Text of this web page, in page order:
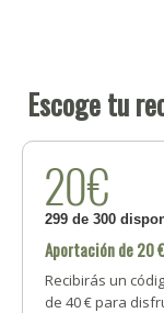
Escoge tu
20€
299 de 300
Aportación de 20
Recibirás un
de 40 € para